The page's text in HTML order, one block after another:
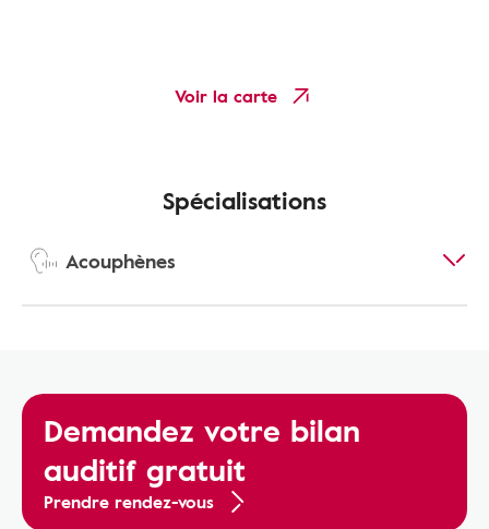
Voir la carte
Spécialisations
Acouphènes
Demandez votre bilan
auditif gratuit
Prendre rendez-vous